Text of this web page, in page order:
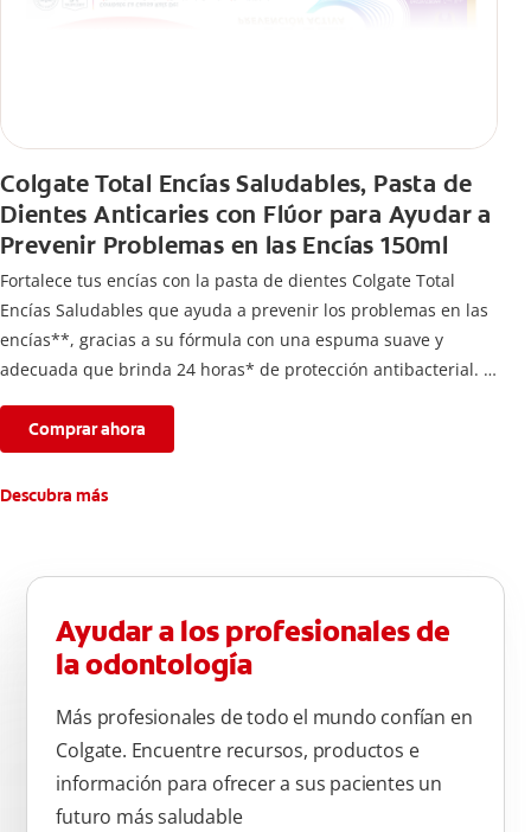
Colgate Total Encías Saludables, Pasta de
Dientes Anticaries con Flúor para Ayudar a
Prevenir Problemas en las Encías 150ml
Fortalece tus encías con la pasta de dientes Colgate Total
Encías Saludables que ayuda a prevenir los problemas en las
encías**, gracias a su fórmula con una espuma suave y
adecuada que brinda 24 horas* de protección antibacterial.
semanas.
**Causados por bacterias.
Comprar ahora
Descubra más
Ayudar a los profesionales de
la odontología
Más profesionales de todo el mundo confían en
Colgate. Encuentre recursos, productos e
información para ofrecer a sus pacientes un
futuro más saludable